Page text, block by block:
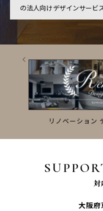
の法人向けデザインサービ
リノベーション
対
大阪府